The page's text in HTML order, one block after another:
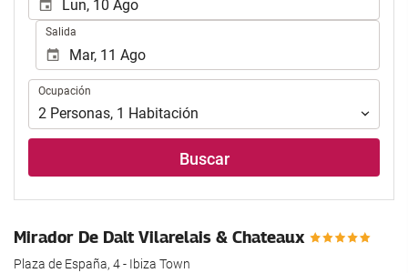
Salida
Ocupación
Ocupación
2 Personas, 1 Habitación
Buscar
Mirador De Dalt Vilarelais & Chateaux
Plaza de España, 4 - Ibiza Town